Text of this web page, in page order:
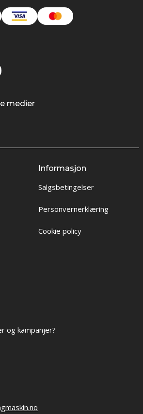
medier
Informasjon
Salgsbetingelser
Personvernerklæring
Cookie policy
og kampanjer?